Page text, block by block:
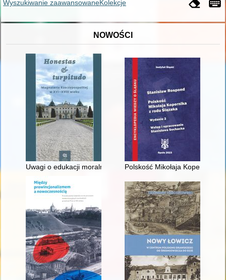
Wyszukiwanie zaawansowaneKolekcje
NOWOŚCI
Uwagi o edukacji moralnej synów szlacheckich w XVI-
Polskość Mikołaja Kopernika z